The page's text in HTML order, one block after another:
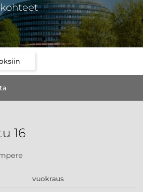
16
vuokraus